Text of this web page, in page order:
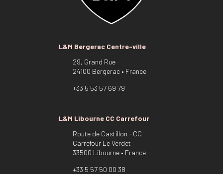
L&M Bergerac Centre-ville
29, Grand Rue
24100 Bergerac • France
+33 5 53 57 69 79
L&M Libourne CC Carrefour
Route de Castillon - CC
Carrefour Le Verdet
33500 Libourne • France
+33 5 57 50 00 38